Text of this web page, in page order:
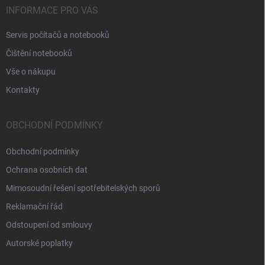
INFORMACE PRO VÁS
Servis počítačů a notebooků
Čištění notebooků
Vše o nákupu
Kontakty
OBCHODNÍ PODMÍNKY
Obchodní podmínky
Ochrana osobních dat
Mimosoudní řešení spotřebitelských sporů
Reklamační řád
Odstoupení od smlouvy
Autorské poplatky